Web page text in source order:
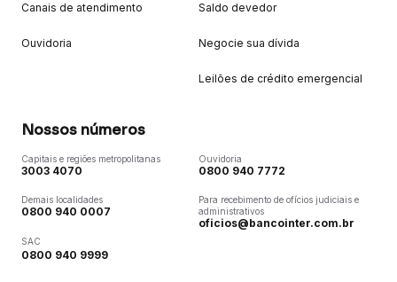
Canais de atendimento
Ouvidoria
Saldo devedor
Negocie sua dívida
Leilões de crédito emergencial
Nossos números
Capitais e regiões metropolitanas
3003 4070
Demais localidades
0800 940 0007
SAC
0800 940 9999
Ouvidoria
0800 940 7772
Para recebimento de ofícios judiciais e
administrativos
oficios@bancointer.com.br